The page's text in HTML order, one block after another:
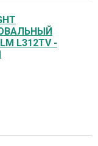
L312TV -